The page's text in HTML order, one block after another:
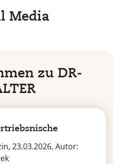
Media
zu DR-
23.03.2026, Autor: